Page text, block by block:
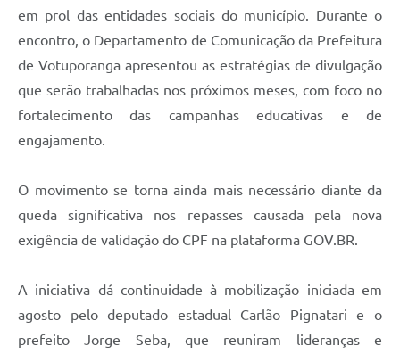
em prol das entidades sociais do município. Durante o
encontro, o Departamento de Comunicação da Prefeitura
de Votuporanga apresentou as estratégias de divulgação
que serão trabalhadas nos próximos meses, com foco no
fortalecimento das campanhas educativas e de
engajamento.
O movimento se torna ainda mais necessário diante da
queda significativa nos repasses causada pela nova
exigência de validação do CPF na plataforma GOV.BR.
A iniciativa dá continuidade à mobilização iniciada em
agosto pelo deputado estadual Carlão Pignatari e o
prefeito Jorge Seba, que reuniram lideranças e